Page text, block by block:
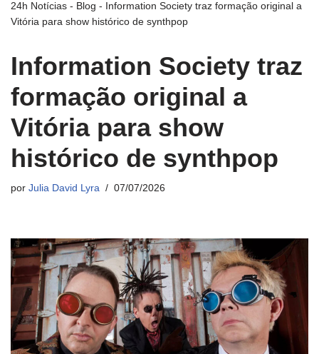
24h Notícias - Blog - Information Society traz formação original a
Vitória para show histórico de synthpop
Information Society traz
formação original a
Vitória para show
histórico de synthpop
por Julia David Lyra 07/07/2026